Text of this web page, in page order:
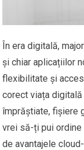
În era digitală,
și chiar aplicațiilor
flexibilitate și
corect viața
împrăștiate, fișiere
vrei să-ți pui
de avantajele